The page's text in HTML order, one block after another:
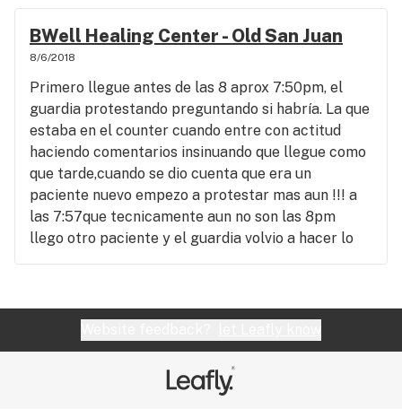
BWell Healing Center - Old San Juan
8/6/2018
Primero llegue antes de las 8 aprox 7:50pm, el
guardia protestando preguntando si habría. La que
estaba en el counter cuando entre con actitud
haciendo comentarios insinuando que llegue como
que tarde,cuando se dio cuenta que era un
paciente nuevo empezo a protestar mas aun !!! a
las 7:57que tecnicamente aun no son las 8pm
llego otro paciente y el guardia volvio a hacer lo
mismo preguntar si habria la puerta. El muchacho
tenemos que ser personas carismáticas y amables
somos pacientes que llegamos a donde ustedes
para poder optener una medicina la cual se paga
!!! solo como critica constructiva deben mejorar en